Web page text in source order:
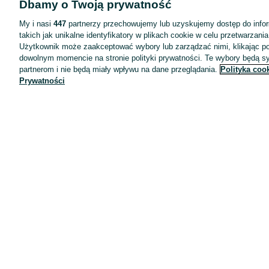
Wyróżnione ogłoszenia
Oferta dla firm
Blog
Regulamin
Polityka prywatności
Dbamy o Twoją prywatność
My i nasi 447 partnerzy przechowujemy lub uzyskujemy dostęp do
takich jak unikalne identyfikatory w plikach cookie w celu
Użytkownik może zaakceptować wybory lub zarządzać nimi, klikając
dowolnym momencie na stronie polityki prywatności. Te wybory będą
partnerom i nie będą miały wpływu na dane przeglądania. Polityka
Prywatności